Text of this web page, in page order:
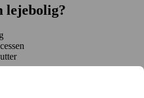
lejebolig?